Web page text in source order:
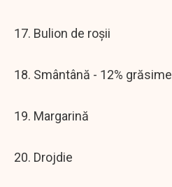
17. Bulion de roșii
18. Smântână - 12% grăsime
19. Margarină
20. Drojdie